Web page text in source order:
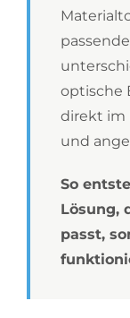
optische
direkt im
und
So
Lösung,
passt,